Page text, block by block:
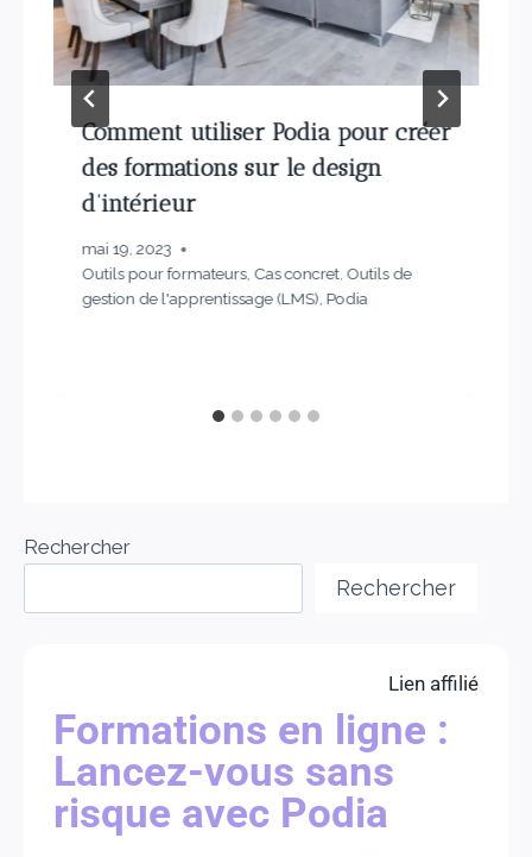
Comment utiliser Podia pour créer
des formations sur le design
d’intérieur
mai 19, 2023
Outils pour formateurs, Cas concret, Outils de
gestion de l'apprentissage (LMS), Podia
Rechercher
Rechercher
Lien affilié
Formations en ligne :
Lancez-vous sans
risque avec Podia